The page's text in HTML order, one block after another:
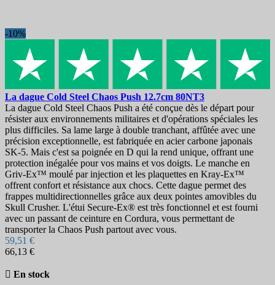
-10%
La dague Cold Steel Chaos Push 12.7cm 80NT3
La dague Cold Steel Chaos Push a été conçue dès le départ pour
résister aux environnements militaires et d'opérations spéciales les
plus difficiles. Sa lame large à double tranchant, affûtée avec une
précision exceptionnelle, est fabriquée en acier carbone japonais
SK-5. Mais c'est sa poignée en D qui la rend unique, offrant une
protection inégalée pour vos mains et vos doigts. Le manche en
Griv-Ex™ moulé par injection et les plaquettes en Kray-Ex™
offrent confort et résistance aux chocs. Cette dague permet des
frappes multidirectionnelles grâce aux deux pointes amovibles du
Skull Crusher. L'étui Secure-Ex® est très fonctionnel et est fourni
avec un passant de ceinture en Cordura, vous permettant de
transporter la Chaos Push partout avec vous.
59,51 €
66,13 €
 En stock